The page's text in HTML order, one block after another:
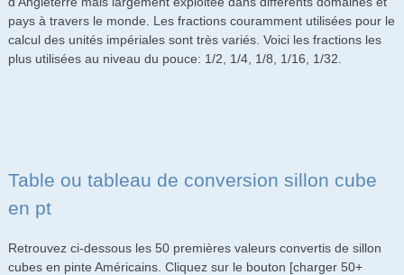
pays à travers le monde. Les fractions couramment utilisées pour le
calcul des unités impériales sont très variés. Voici les fractions les
plus utilisées au niveau du pouce: 1/2, 1/4, 1/8, 1/16, 1/32.
Table ou tableau de conversion sillon cube
en pt
Retrouvez ci-dessous les 50 premières valeurs convertis de sillon
cubes en pinte Américains. Cliquez sur le bouton [charger 50+